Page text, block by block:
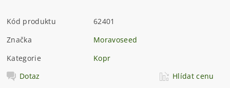
Kód produktu
62401
Značka
Moravoseed
Kategorie
Kopr
Dotaz
Hlídat cenu